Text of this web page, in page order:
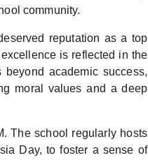
community.
reputation as a top
is reflected in the
academic success,
moral values and a deep
The school regularly hosts
Day, to foster a sense of